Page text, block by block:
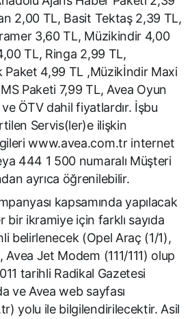
2,00 TL, Basit Tektaş 2,39 TL,
3,60 TL, Müzikindir 4,00
TL, Ringa 2,99 TL,
Paket 4,99 TL ,Müzikİndir Maxi
Paketi 7,99 TL, Avea Oyun
ve ÖTV dahil fiyatlardır. İşbu
Servis(ler)e ilişkin
www.avea.com.tr internet
444 1 500 numaralı Müşteri
ayrıca öğrenilebilir.
kapsamında yapılacak
bir ikramiye için farklı sayıda
belirlenecek (Opel Araç (1/1),
Avea Jet Modem (111/111) olup
tarihli Radikal Gazetesi
ve Avea web sayfası
yolu ile bilgilendirilecektir. Asil